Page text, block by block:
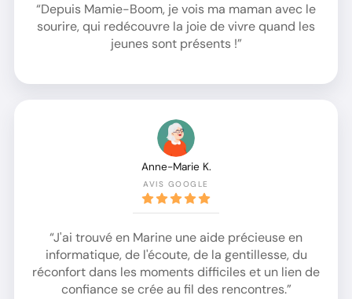
“Depuis Mamie-Boom, je vois ma maman avec le
sourire, qui redécouvre la joie de vivre quand les
jeunes sont présents !”
Anne-Marie K.
AVIS GOOGLE
“J'ai trouvé en Marine une aide précieuse en
informatique, de l'écoute, de la gentillesse, du
réconfort dans les moments difficiles et un lien de
confiance se crée au fil des rencontres.”